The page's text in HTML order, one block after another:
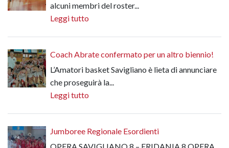
alcuni membri del roster...
Leggi tutto
Coach Abrate confermato per un altro biennio!
L’Amatori basket Savigliano è lieta di annunciare
che proseguirà la...
Leggi tutto
Jumboree Regionale Esordienti